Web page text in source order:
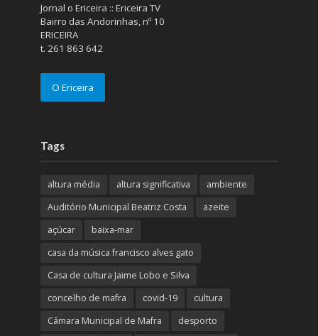
Jornal o Ericeira :: Ericeira TV
Bairro das Andorinhas, nº 10
ERICEIRA
t. 261 863 642
O Ericeira
Tags
altura média altura significativa
ambiente
Auditório Municipal Beatriz Costa
azeite
açúcar
baixa-mar
casa da música francisco alves gato
Casa de cultura Jaime Lobo e Silva
concelho de mafra
covid-19
cultura
Câmara Municipal de Mafra
desporto